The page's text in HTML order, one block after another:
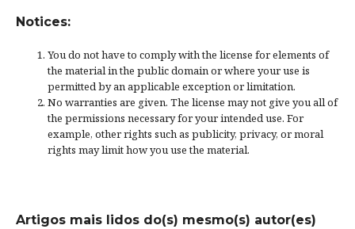
Notices:
You do not have to comply with the license for elements of
the material in the public domain or where your use is
permitted by an applicable exception or limitation.
No warranties are given. The license may not give you all of
the permissions necessary for your intended use. For
example, other rights such as publicity, privacy, or moral
rights may limit how you use the material.
Artigos mais lidos do(s) mesmo(s) autor(es)